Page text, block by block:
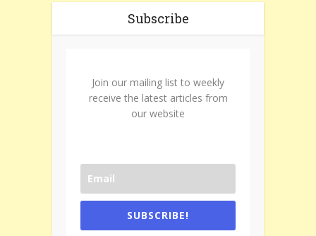
Subscribe
Join our mailing list to weekly
receive the latest articles from
our website
SUBSCRIBE!